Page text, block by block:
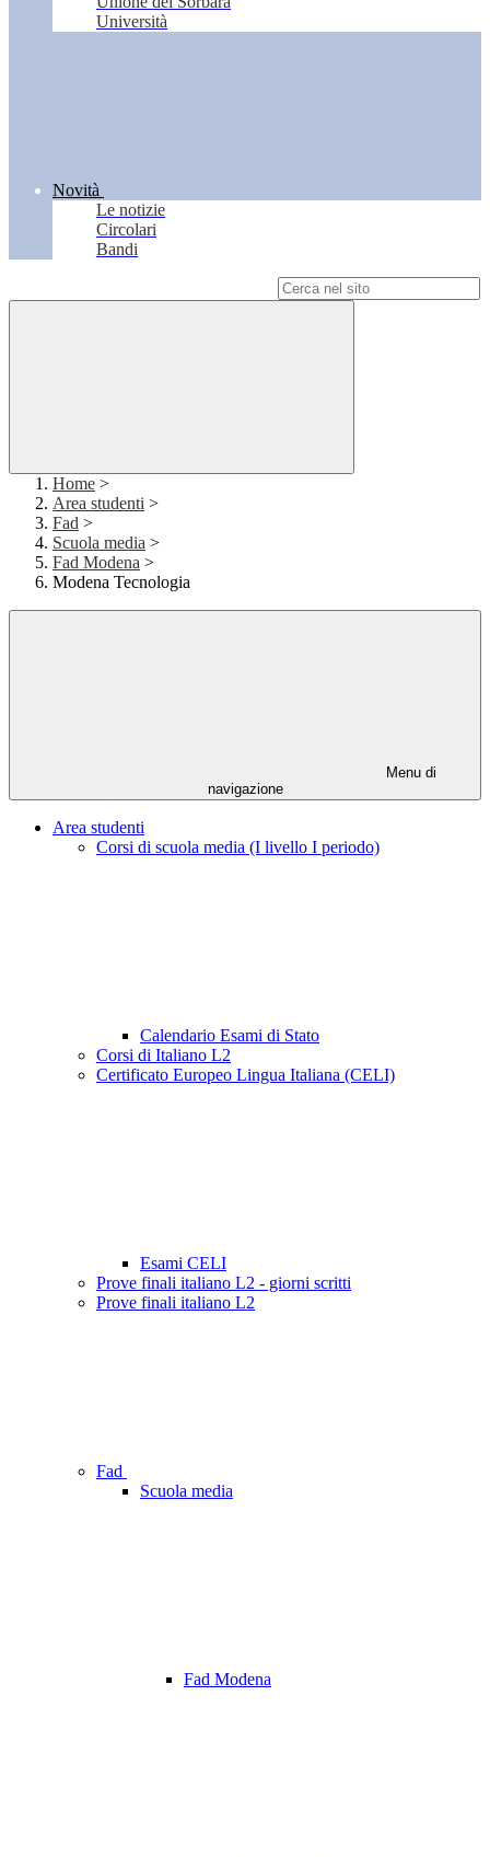
Università
Novità
Le notizie
Circolari
Bandi
Home >
Area studenti >
Fad >
Scuola media >
Fad Modena >
Modena Tecnologia
Menu di
navigazione
Area studenti
Corsi di scuola media (I livello I periodo)
Calendario Esami di Stato
Corsi di Italiano L2
Certificato Europeo Lingua Italiana (CELI)
Esami CELI
Prove finali italiano L2 - giorni scritti
Prove finali italiano L2
Fad
Scuola media
Fad Modena